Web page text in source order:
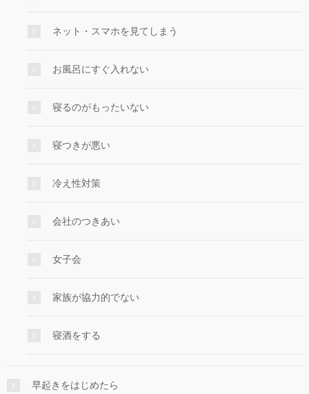
ネット・スマホを見てしまう
お風呂にすぐ入れない
寝るのがもったいない
寝つきが悪い
冷え性対策
会社のつきあい
女子会
家族が協力的でない
寝酒をする
早起きをはじめたら